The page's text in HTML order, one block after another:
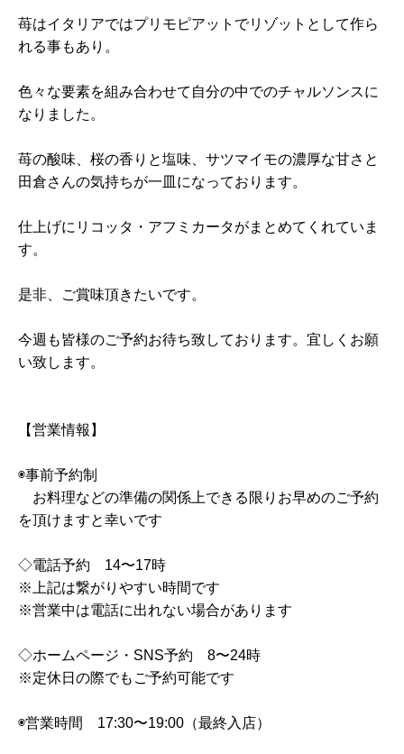
苺はイタリアではプリモピアットでリゾットとして作ら
れる事もあり。
色々な要素を組み合わせて自分の中でのチャルソンスに
なりました。
苺の酸味、桜の香りと塩味、サツマイモの濃厚な甘さと
田倉さんの気持ちが一皿になっております。
仕上げにリコッタ・アフミカータがまとめてくれていま
す。
是非、ご賞味頂きたいです。
今週も皆様のご予約お待ち致しております。宜しくお願
い致します。
【営業情報】
◉事前予約制
お料理などの準備の関係上できる限りお早めのご予約
を頂けますと幸いです
◇電話予約 14〜17時
※上記は繋がりやすい時間です
※営業中は電話に出れない場合があります
◇ホームページ・SNS予約 8〜24時
※定休日の際でもご予約可能です
◉営業時間 17:30〜19:00（最終入店）